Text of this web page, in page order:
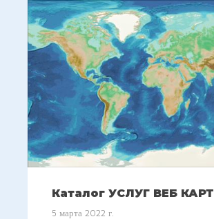
Каталог УСЛУГ ВЕБ КАРТ
5 марта 2022 г.